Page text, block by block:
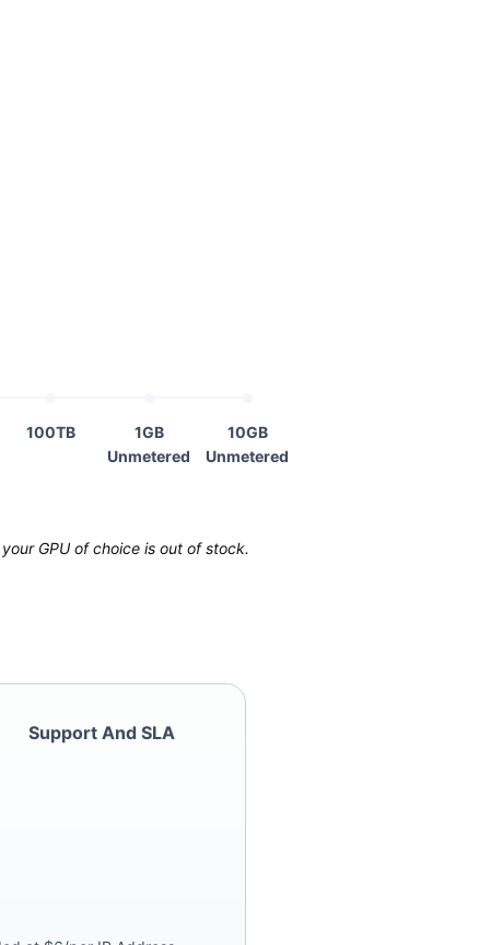
100TB
1GB
Unmetered
10GB
Unmetered
GPU of choice is out of stock.
Support And SLA